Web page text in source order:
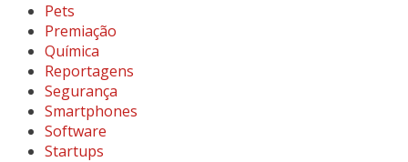
Pets
Premiação
Química
Reportagens
Segurança
Smartphones
Software
Startups